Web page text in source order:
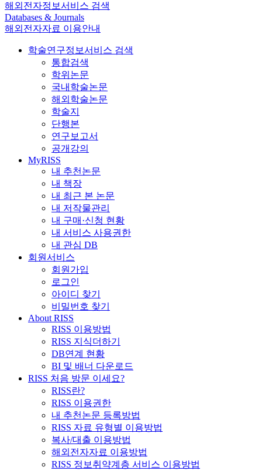
해외전자정보서비스 검색
Databases & Journals
해외전자자료 이용안내
학술연구정보서비스 검색
통합검색
학위논문
국내학술논문
해외학술논문
학술지
단행본
연구보고서
공개강의
MyRISS
내 추천논문
내 책장
내 최근 본 논문
내 저작물관리
내 구매·신청 현황
내 서비스 사용권한
내 관심 DB
회원서비스
회원가입
로그인
아이디 찾기
비밀번호 찾기
About RISS
RISS 이용방법
RISS 지식더하기
DB연계 현황
BI 및 배너 다운로드
RISS 처음 방문 이세요?
RISS란?
RISS 이용권한
내 추천논문 등록방법
RISS 자료 유형별 이용방법
복사/대출 이용방법
해외전자자료 이용방법
RISS 정보취약계층 서비스 이용방법